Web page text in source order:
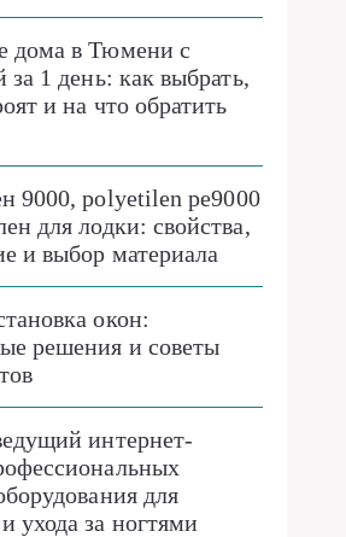
дома в Тюмени с
за 1 день: как выбрать,
и на что обратить
9000, polyetilen pe9000
для лодки: свойства,
и выбор материала
окон:
решения и советы
интернет-
для
ухода за ногтями